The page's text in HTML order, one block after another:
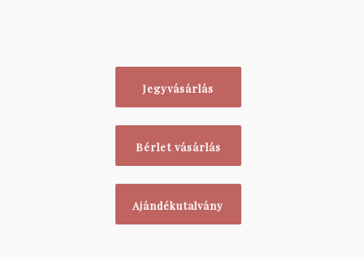
Jegyvásárlás
Bérlet vásárlás
Ajándékutalvány